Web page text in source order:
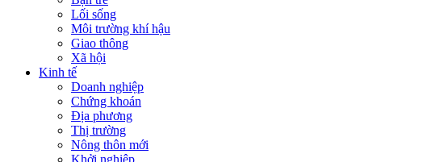
Lối sống
Môi trường khí hậu
Giao thông
Xã hội
Kinh tế
Doanh nghiệp
Chứng khoán
Địa phương
Thị trường
Nông thôn mới
Khởi nghiệp